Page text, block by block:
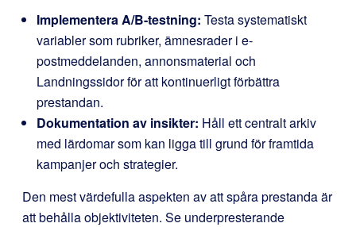
Implementera A/B-testning: Testa systematiskt
variabler som rubriker, ämnesrader i e-
postmeddelanden, annonsmaterial och
Landningssidor för att kontinuerligt förbättra
prestandan.
Dokumentation av insikter: Håll ett centralt arkiv
med lärdomar som kan ligga till grund för framtida
kampanjer och strategier.
Den mest värdefulla aspekten av att spåra prestanda är
att behålla objektiviteten. Se underpresterande